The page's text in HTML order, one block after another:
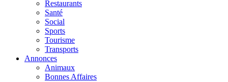
Restaurants
Santé
Social
Sports
Tourisme
Transports
Annonces
Animaux
Bonnes Affaires